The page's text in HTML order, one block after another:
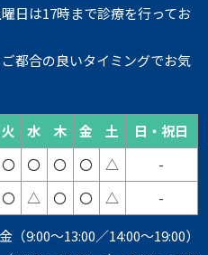
日は17時まで診療を行ってお
都合の良いタイミングでお気
火 水 木 金 土
日・祝日
〇 〇 〇 〇 △
-
〇 △ 〇 〇 △
-
（9:00～13:00／14:00～19:00）